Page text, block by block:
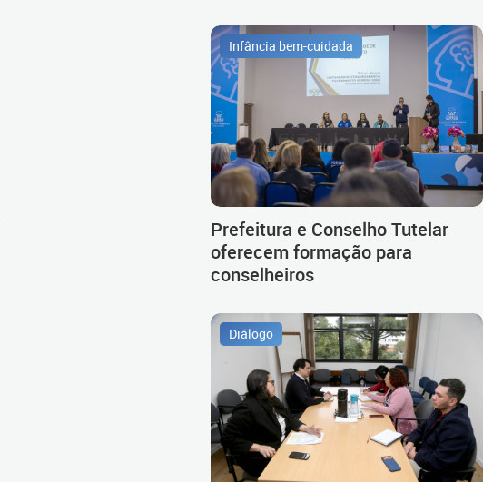
Infância bem-cuidada
Prefeitura e Conselho Tutelar
oferecem formação para
conselheiros
Diálogo